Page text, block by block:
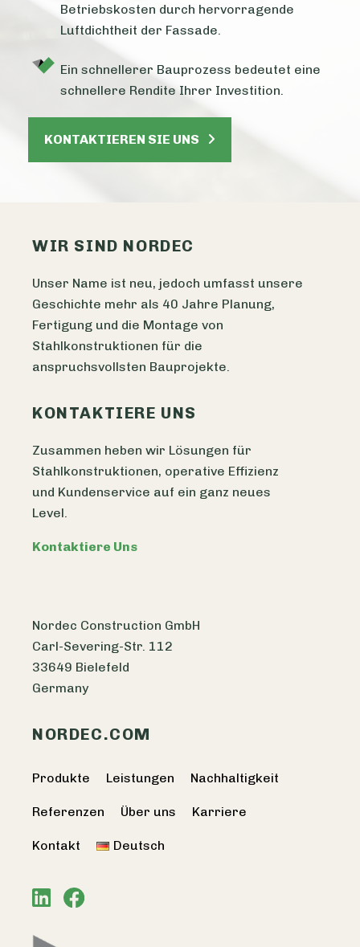
Betriebskosten durch hervorragende
Luftdichtheit der Fassade.
Ein schnellerer Bauprozess bedeutet eine
schnellere Rendite Ihrer Investition.
KONTAKTIEREN SIE UNS
WIR SIND NORDEC
Unser Name ist neu, jedoch umfasst unsere
Geschichte mehr als 40 Jahre Planung,
Fertigung und die Montage von
Stahlkonstruktionen für die
anspruchsvollsten Bauprojekte.
KONTAKTIERE UNS
Zusammen heben wir Lösungen für
Stahlkonstruktionen, operative Effizienz
und Kundenservice auf ein ganz neues
Level.
Kontaktiere Uns
Nordec Construction GmbH
Carl-Severing-Str. 112
33649 Bielefeld
Germany
NORDEC.COM
Produkte Leistungen Nachhaltigkeit
Referenzen Über uns Karriere
Kontakt Deutsch